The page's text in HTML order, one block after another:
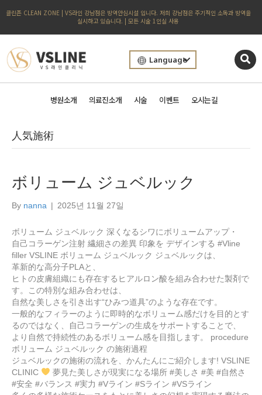
클린존 CLEAN ZONE | VS라인 강남점은 방역안심시설 입니다. 저희 강남점은 주기적인 소독과 방역을
실시하고 있습니다. | 모든 시술 1인실 사용
Language
병원소개 의료진소개 시술 이벤트 오시는길
人気施術
ボリューム ジュベルック
By nanna | 2025년 11월 27일
ボリューム ジュベルック 深くなるシワにボリュームアップ・
自己コラーゲン注射 繊細さの差異 印象を デザインする #Vline
filler VSLINE ボリューム ジュベルック ジュベルックは、
革新的な高分子PLAと、
ヒトの皮膚組織にも存在するヒアルロン酸を組み合わせた製剤で
す。この特別な組み合わせは、
自然な美しさを引き出す“ひみつ道具”のような存在です。
一般的なフィラーのように即時的なボリューム感だけを目的とす
るのではなく、自己コラーゲンの生成をサポートすることで、
より自然で持続性のあるボリューム感を目指します。 procedure
ボリューム ジュベルック の施術過程
ジュベルックの施術の流れを、かんたんにご紹介します! VSLINE
CLINIC
夢見た美しさが現実になる場所 #美しさ #美 #自然さ
#安全 #バランス #実力 #Vライン #Sライン #VSライン